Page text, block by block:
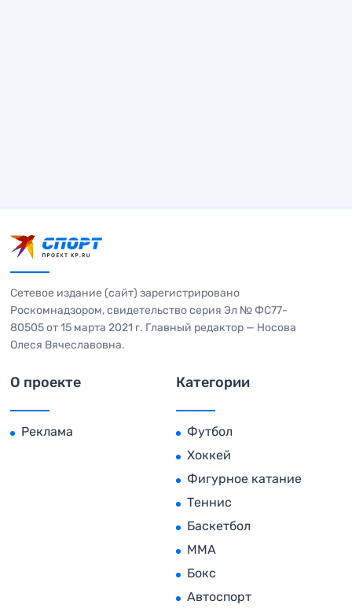
Сетевое издание (сайт) зарегистрировано
Роскомнадзором, свидетельство серия Эл № ФС77-
80505 от 15 марта 2021 г. Главный редактор — Носова
Олеся Вячеславовна.
О проекте
Реклама
Категории
Футбол
Хоккей
Фигурное катание
Теннис
Баскетбол
MMA
Бокс
Автоспорт